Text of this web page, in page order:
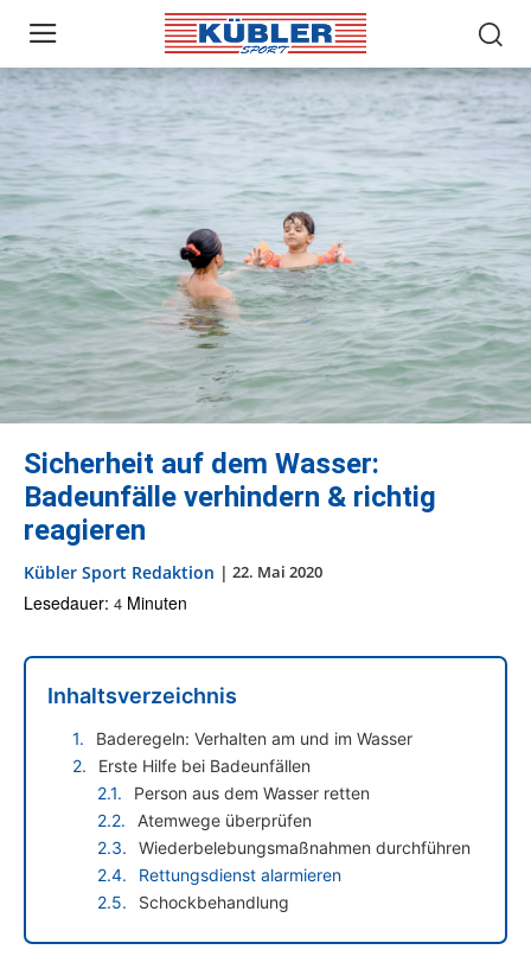
Sicherheit auf dem Wasser:
Badeunfälle verhindern & richtig
reagieren
Kübler Sport Redaktion | 22. Mai 2020
Lesedauer: 4 Minuten
Inhaltsverzeichnis
Baderegeln: Verhalten am und im Wasser
Erste Hilfe bei Badeunfällen
Person aus dem Wasser retten
Atemwege überprüfen
Wiederbelebungsmaßnahmen durchführen
Rettungsdienst alarmieren
Schockbehandlung